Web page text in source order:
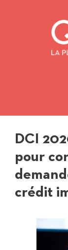
DCI
pour
crédit